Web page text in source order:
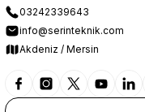
03242339643
info@serinteknik.com
Akdeniz / Mersin